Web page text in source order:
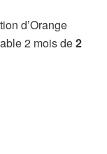
d’Orange
2 mois de2